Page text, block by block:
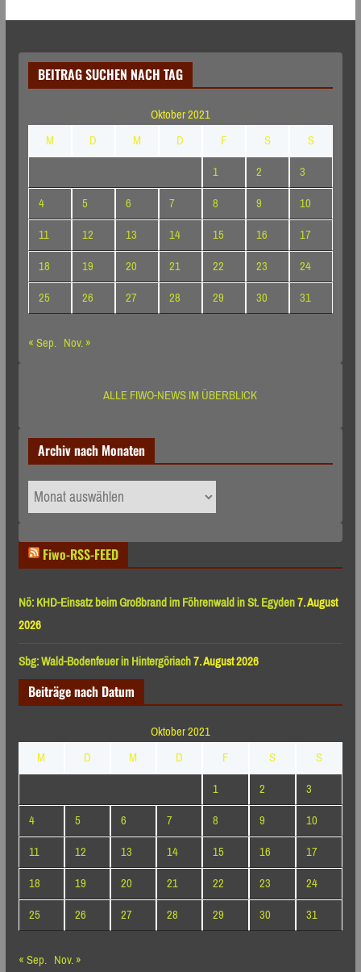
BEITRAG SUCHEN NACH TAG
Oktober 2021
M
D M D F S
S
1
2
3
4
5 6 7 8 9
10
11
12 13 14 15 16
17
18
19 20 21 22 23
24
25
26 27 28 29 30
31
« Sep. Nov. »
ALLE FIWO-NEWS IM ÜBERBLICK
Archiv nach Monaten
Archiv
nach
Fiwo-RSS-FEED
Nö: KHD-Einsatz beim Großbrand im Föhrenwald in St. Egyden7. August
2026
Sbg: Wald-Bodenfeuer in Hintergöriach7. August 2026
Beiträge nach Datum
Oktober 2021
M
D M D F S
S
1
2
3
4
5 6 7 8 9
10
11
12 13 14 15 16
17
18
19 20 21 22 23
24
25
26 27 28 29 30
31
« Sep. Nov. »